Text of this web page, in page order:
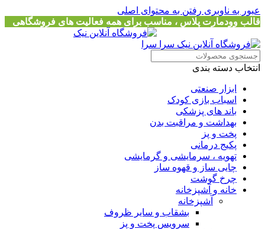
عبور به ناوبری رفتن به محتوای اصلی
قالب وودمارت پلاس ، مناسب برای همه فعالیت های فروشگاهی
انتخاب دسته بندی
ابزار صنعتی
اسباب بازی کودک
باند های پزشکی
بهداشت و مراقبت بدن
پخت و پز
پکیج درمانی
تهویه ، سرمایشی و گرمایشی
چایی ساز و قهوه ساز
چرخ گوشت
خانه و آشپزخانه
آشپزخانه
بشقاب و سایر ظروف
سرویس پخت و پز